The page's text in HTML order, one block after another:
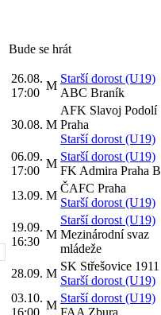
Bude se hrát
26.08.
17:00
M
Starší dorost (U19)
ABC Braník
30.08. M
AFK Slavoj Podolí
Praha
Starší dorost (U19)
06.09.
17:00
M
Starší dorost (U19)
FK Admira Praha B
13.09. M
ČAFC Praha
Starší dorost (U19)
19.09.
16:30
M
Starší dorost (U19)
Mezinárodní svaz
mládeže
28.09. M
SK Střešovice 1911
Starší dorost (U19)
03.10.
16:00
M
Starší dorost (U19)
FAA Zbura